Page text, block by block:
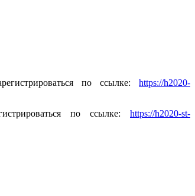
по ссылке: https://h2020-
по ссылке: https://h2020-st-